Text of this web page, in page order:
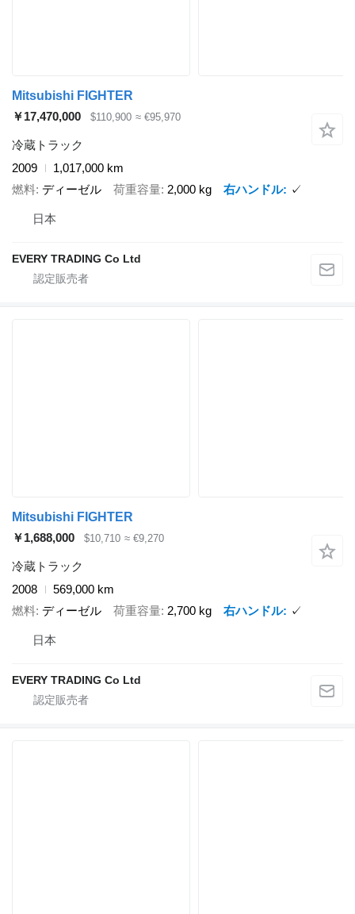
Mitsubishi FIGHTER
￥17,470,000
$110,900 ≈ €95,970
冷蔵トラック
2009
1,017,000 km
燃料 ディーゼル 荷重容量 2,000 kg 右ハンドル ✓
日本
EVERY TRADING Co Ltd
Mitsubishi FIGHTER
￥1,688,000
$10,710 ≈ €9,270
冷蔵トラック
2008
569,000 km
燃料 ディーゼル 荷重容量 2,700 kg 右ハンドル ✓
日本
EVERY TRADING Co Ltd